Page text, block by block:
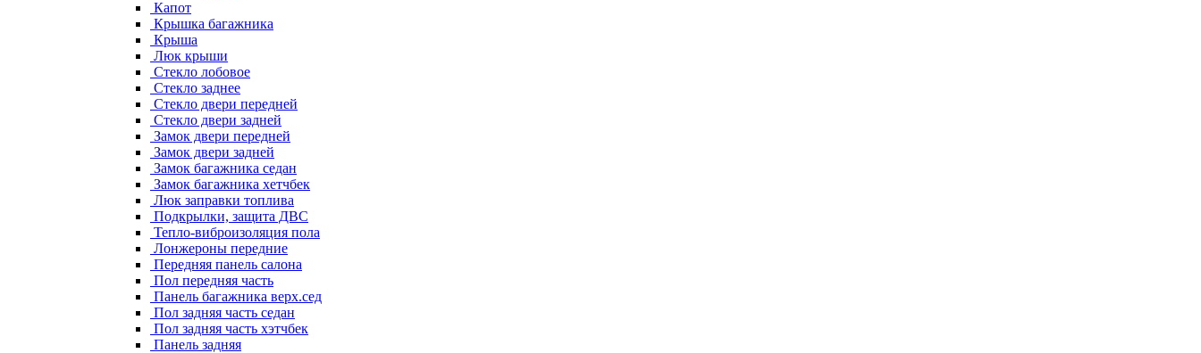
Капот
Крышка багажника
Крыша
Люк крыши
Стекло лобовое
Стекло заднее
Стекло двери передней
Стекло двери задней
Замок двери передней
Замок двери задней
Замок багажника седан
Замок багажника хетчбек
Люк заправки топлива
Подкрылки, защита ДВС
Тепло-виброизоляция пола
Лонжероны передние
Передняя панель салона
Пол передняя часть
Панель багажника верх.сед
Пол задняя часть седан
Пол задняя часть хэтчбек
Панель задняя